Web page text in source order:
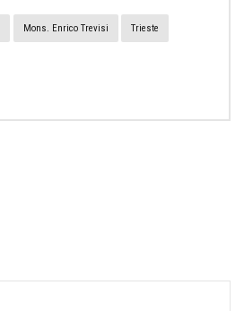
Mons. Enrico Trevisi Trieste